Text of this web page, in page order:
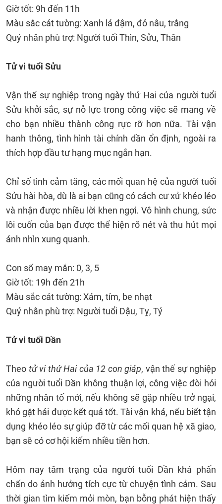
Giờ tốt: 9h đến 11h
Màu sắc cát tường: Xanh lá đậm, đỏ nâu, trắng
Quý nhân phù trợ: Người tuổi Thìn, Sửu, Thân
Tử vi tuổi Sửu
Vận thế sự nghiệp trong ngày thứ Hai của người tuổi
Sửu khởi sắc, sự nỗ lực trong công việc sẽ mang về
cho bạn nhiều thành công rực rỡ hơn nữa. Tài vận
hanh thông, tình hình tài chính dần ổn định, ngoài ra
thích hợp đầu tư hạng mục ngắn hạn.
Chỉ số tình cảm tăng, các mối quan hệ của người tuổi
Sửu hài hòa, dù là ai bạn cũng có cách cư xử khéo léo
và nhận được nhiều lời khen ngợi. Vô hình chung, sức
lôi cuốn của bạn được thể hiện rõ nét và thu hút mọi
ánh nhìn xung quanh.
Con số may mắn: 0, 3, 5
Giờ tốt: 19h đến 21h
Màu sắc cát tường: Xám, tím, be nhạt
Quý nhân phù trợ: Người tuổi Dậu, Tỵ, Tý
Tử vi tuổi Dần
Theo tử vi thứ Hai của 12 con giáp, vận thế sự nghiệp
của người tuổi Dần không thuận lợi, công việc đòi hỏi
những nhân tố mới, nếu không sẽ gặp nhiều trở ngại,
khó gặt hái được kết quả tốt. Tài vận khá, nếu biết tận
dụng khéo léo sự giúp đỡ từ các mối quan hệ xã giao,
bạn sẽ có cơ hội kiếm nhiều tiền hơn.
Hôm nay tâm trạng của người tuổi Dần khá phấn
chấn do ảnh hưởng tích cực từ chuyện tình cảm. Sau
thời gian tìm kiếm mỏi mòn, bạn bỗng phát hiện thấy